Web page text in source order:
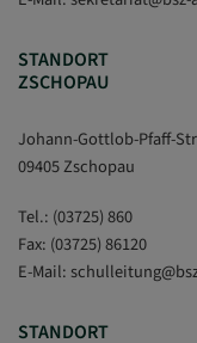
STANDORT
ZSCHOPAU
Johann-Gottlob-Pfaff-
09405 Zschopau
Tel.: (03725) 860
Fax: (03725) 86120
E-Mail: schulleitung@
STANDORT